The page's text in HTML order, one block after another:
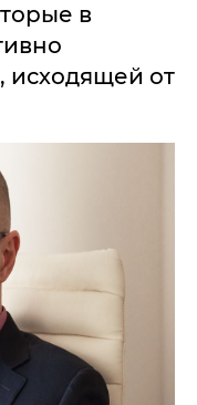
в
исходящей от